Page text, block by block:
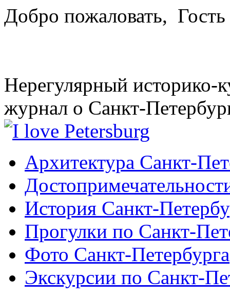
Добро пожаловать, Гость
Нерегулярный историко-
журнал о Санкт-
Архитектура Санкт-
История Санкт-
Прогулки по Санкт-
Фото Санкт-Петербурга
Экскурсии по Санкт-